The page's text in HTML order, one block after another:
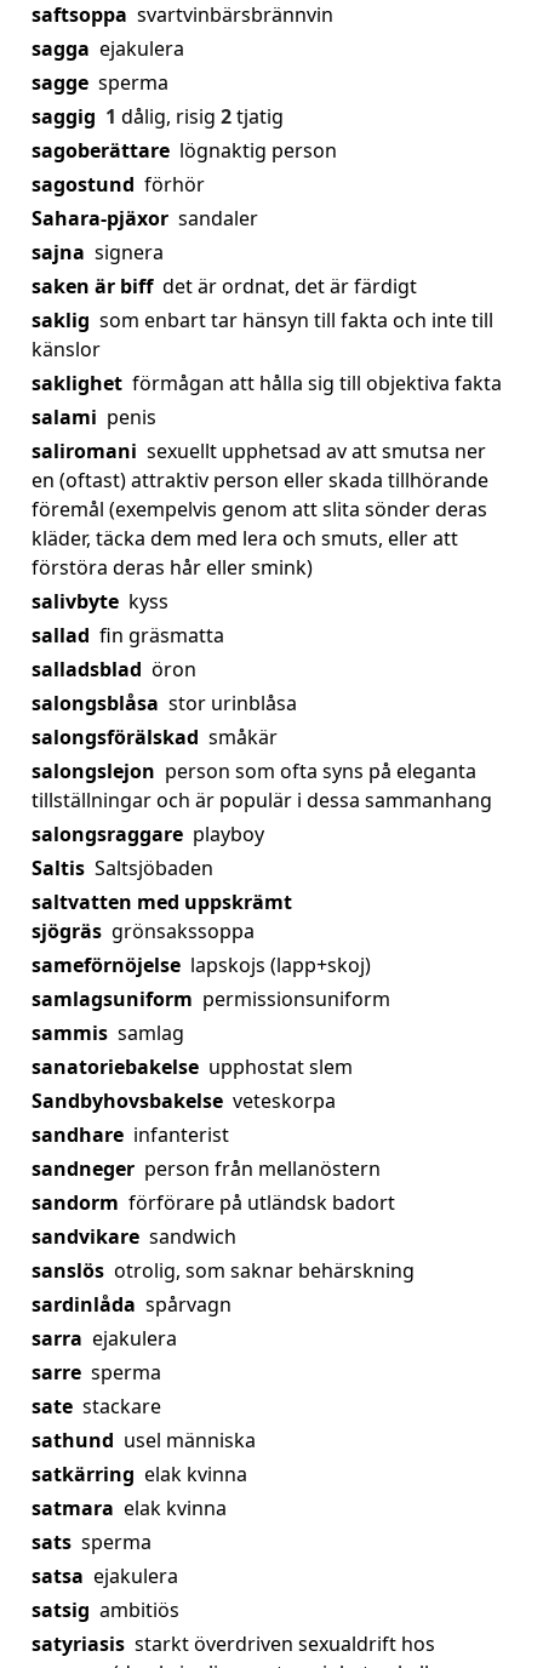
saftsoppa svartvinbärsbrännvin
sagga ejakulera
sagge sperma
saggig 1 dålig, risig 2tjatig
sagoberättare lögnaktig person
sagostund förhör
Sahara-pjäxor sandaler
sajna signera
saken är biff det är ordnat, det är färdigt
saklig som enbart tar hänsyn till fakta och inte till
känslor
saklighet förmågan att hålla sig till objektiva fakta
salami penis
saliromani sexuellt upphetsad av att smutsa ner
en (oftast) attraktiv person eller skada tillhörande
föremål (exempelvis genom att slita sönder deras
kläder, täcka dem med lera och smuts, eller att
förstöra deras hår eller smink)
salivbyte kyss
sallad fin gräsmatta
salladsblad öron
salongsblåsa stor urinblåsa
salongsförälskad småkär
salongslejon person som ofta syns på eleganta
tillställningar och är populär i dessa sammanhang
salongsraggare playboy
Saltis Saltsjöbaden
saltvatten med uppskrämt
sjögräs grönsakssoppa
sameförnöjelse lapskojs (lapp+skoj)
samlagsuniform permissionsuniform
sammis samlag
sanatoriebakelse upphostat slem
Sandbyhovsbakelse veteskorpa
sandhare infanterist
sandneger person från mellanöstern
sandorm förförare på utländsk badort
sandvikare sandwich
sanslös otrolig, som saknar behärskning
sardinlåda spårvagn
sarra ejakulera
sarre sperma
sate stackare
sathund usel människa
satkärring elak kvinna
satmara elak kvinna
sats sperma
satsa ejakulera
satsig ambitiös
satyriasis starkt överdriven sexualdrift hos